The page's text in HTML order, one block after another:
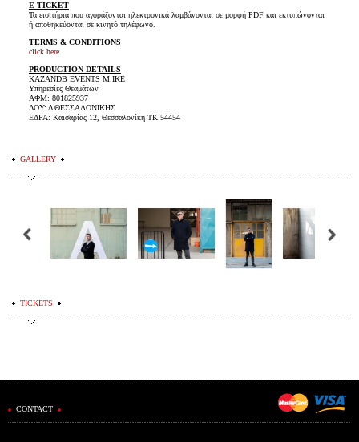
E-TICKET
Τα εισιτήρια που αγοράζονται ηλεκτρονικά λαμβάνονται σε μορφή PDF και εκτυπώνονται
ή αποθηκεύονται σε κινητό τηλέφωνο.
TERMS & CONDITIONS
click here
PRODUCTION DETAILS
KAZANDB EVENTS Μ.ΙΚΕ
Υπηρεσίες Θεαμάτων
ΑΦΜ: 801825937
ΔΟΥ: Δ ΘΕΣΣΑΛΟΝΙΚΗΣ
ΕΔΡΑ: Καισαρίας 12, Θεσσαλονίκη ΤΚ 54454
GALLERY
TICKETS
CONTACT